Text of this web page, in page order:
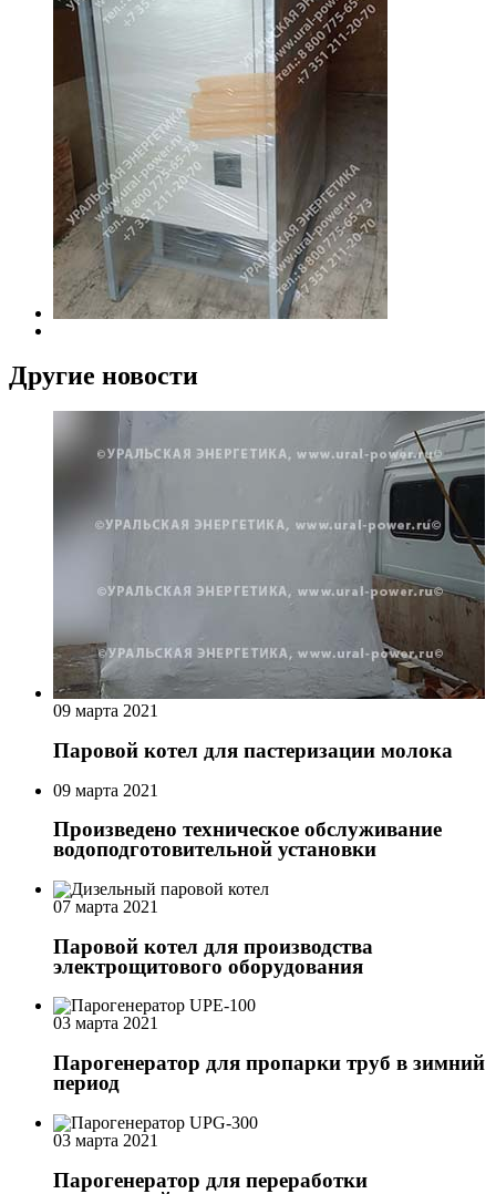
Другие новости
09 марта 2021
Паровой котел для пастеризации молока
09 марта 2021
Произведено техническое обслуживание
водоподготовительной установки
07 марта 2021
Паровой котел для производства
электрощитового оборудования
03 марта 2021
Парогенератор для пропарки труб в зимний
период
03 марта 2021
Парогенератор для переработки